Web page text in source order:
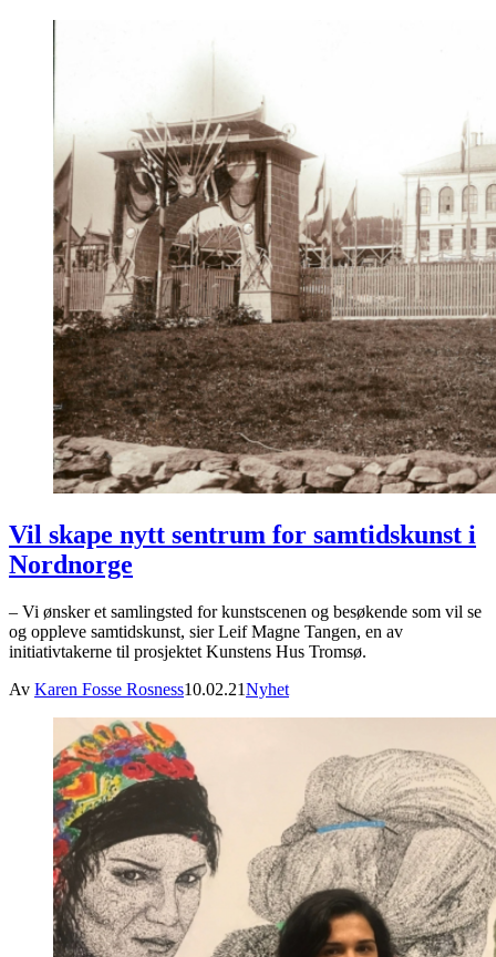
Vil skape nytt sentrum for samtidskunst i
Nordnorge
– Vi ønsker et samlingsted for kunstscenen og besøkende som vil se
og oppleve samtidskunst, sier Leif Magne Tangen, en av
initiativtakerne til prosjektet Kunstens Hus Tromsø.
Av Karen Fosse Rosness10.02.21Nyhet